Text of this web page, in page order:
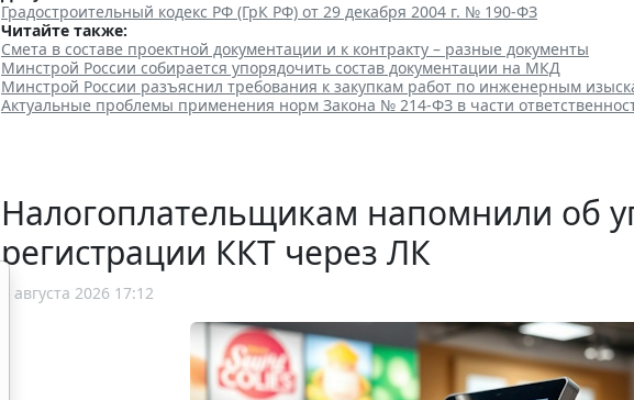
Градостроительный кодекс РФ (ГрК РФ) от 29 декабря 2004 г. № 190-ФЗ
Читайте также:
Смета в составе проектной документации и к контракту – разные документы
Минстрой России собирается упорядочить состав документации на МКД
Минстрой России разъяснил требования к закупкам работ по инженерным
Актуальные проблемы применения норм Закона № 214-ФЗ в части
Налогоплательщикам напомнили об
регистрации ККТ через ЛК
5 августа 2026 17:12